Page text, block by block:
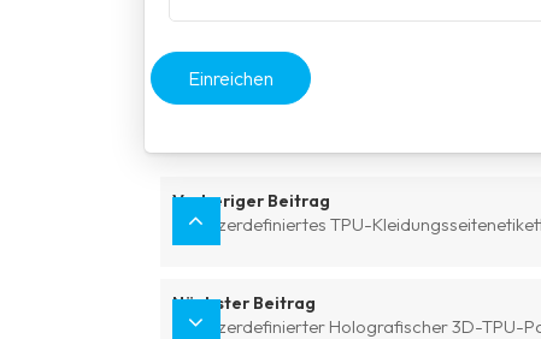
Einreichen
Vorheriger Beitrag
Benutzerdefiniertes TPU-
Nächster Beitrag
Benutzerdefinierter Holografischer 3D-TPU-